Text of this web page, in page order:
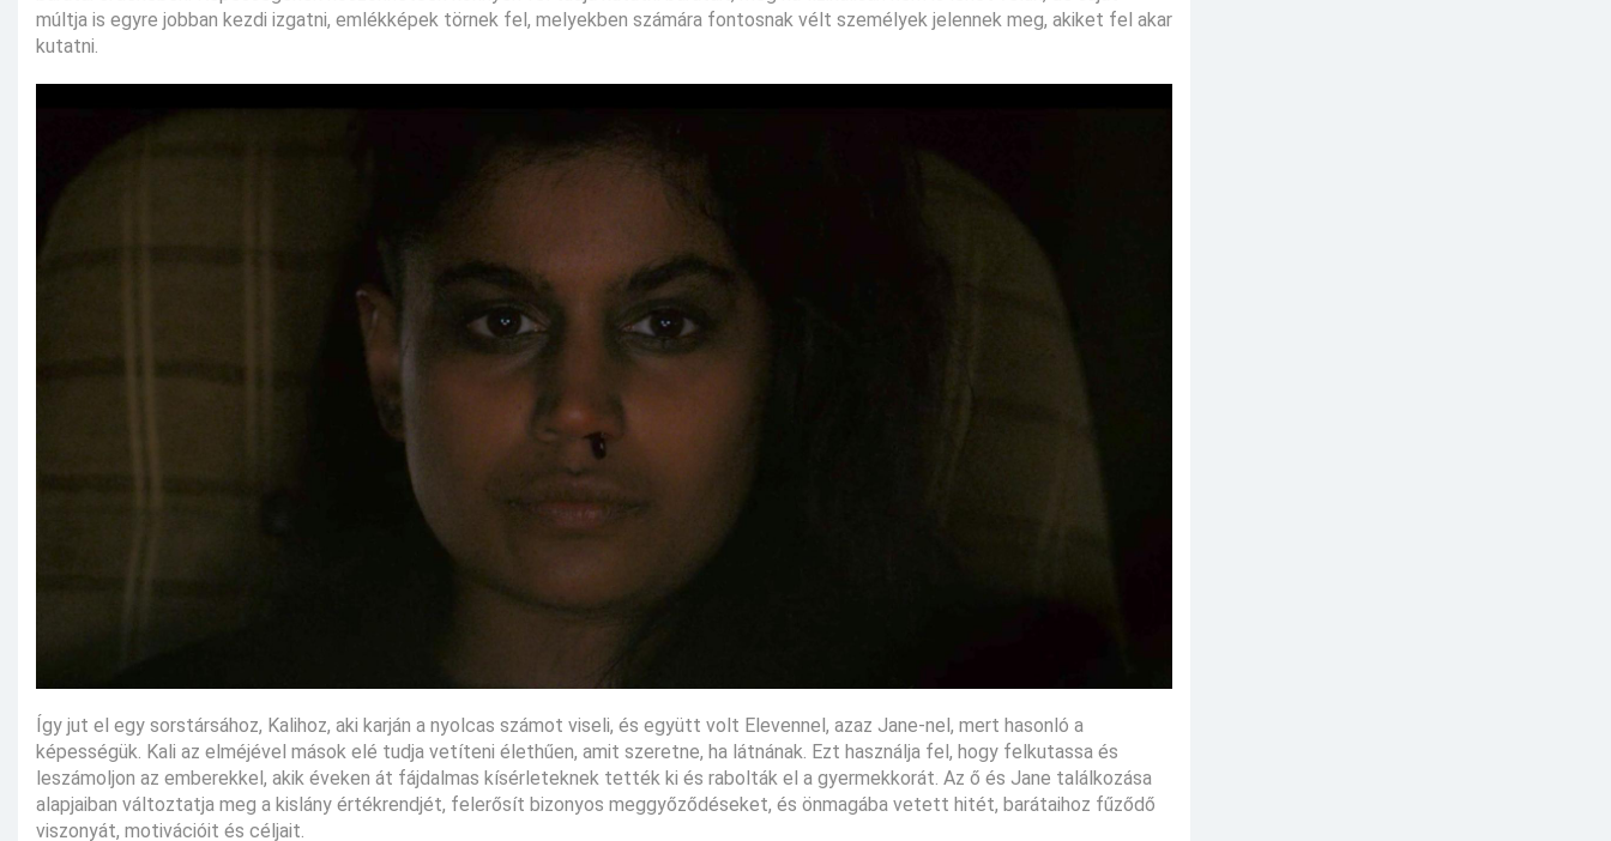
múltja is egyre jobban kezdi izgatni, emlékképek törnek fel, melyekben számára fontosnak vélt személyek jelennek meg, akiket fel akar
kutatni.
Így jut el egy sorstársához, Kalihoz, aki karján a nyolcas számot viseli, és együtt volt Elevennel, azaz Jane-nel, mert hasonló a
képességük. Kali az elméjével mások elé tudja vetíteni élethűen, amit szeretne, ha látnának. Ezt használja fel, hogy felkutassa és
leszámoljon az emberekkel, akik éveken át fájdalmas kísérleteknek tették ki és rabolták el a gyermekkorát. Az ő és Jane találkozása
alapjaiban változtatja meg a kislány értékrendjét, felerősít bizonyos meggyőződéseket, és önmagába vetett hitét, barátaihoz fűződő
viszonyát, motivációit és céljait.